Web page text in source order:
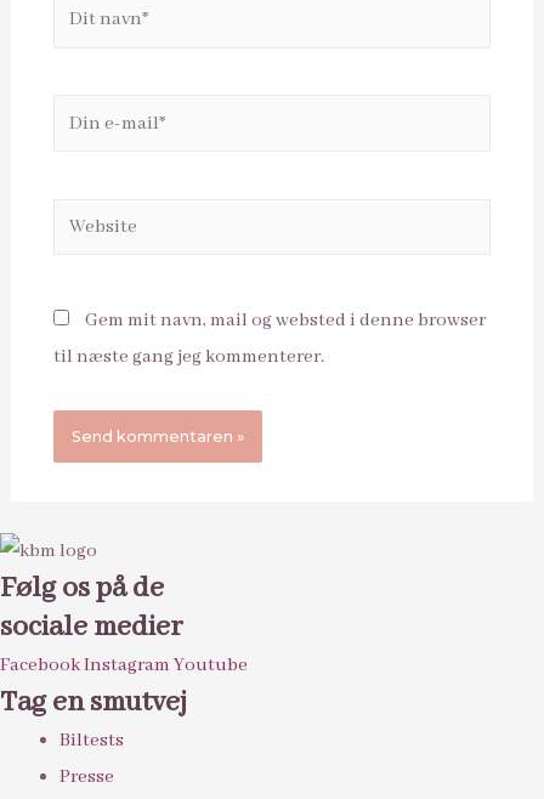
Dit
Din
Website
Gem mit navn, mail og websted i denne browser
til næste gang jeg kommenterer.
Følg os på de
sociale medier
FacebookInstagram Youtube
Tag en smutvej
Biltests
Presse